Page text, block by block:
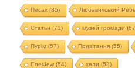
Песах(85) Любавичський
Статьи (71) музей громади
Пурім (57) Привітання(55)
EnerJew(54) хали (53)